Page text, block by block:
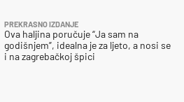
PREKRASNO IZDANJE
Ova haljina poručuje “Ja sam na
godišnjem”, idealna je za ljeto, a nosi se
i na zagrebačkoj špici